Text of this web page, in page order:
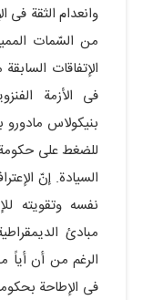
وانعدام الثقة فی
من السّمات
الإتفاقات
فی الأزمة
بنیکولاس
للضغط على
السیادة. إنّ
نفسه وتقویته
مبادئ
الرغم من أن
فی الإطاحة